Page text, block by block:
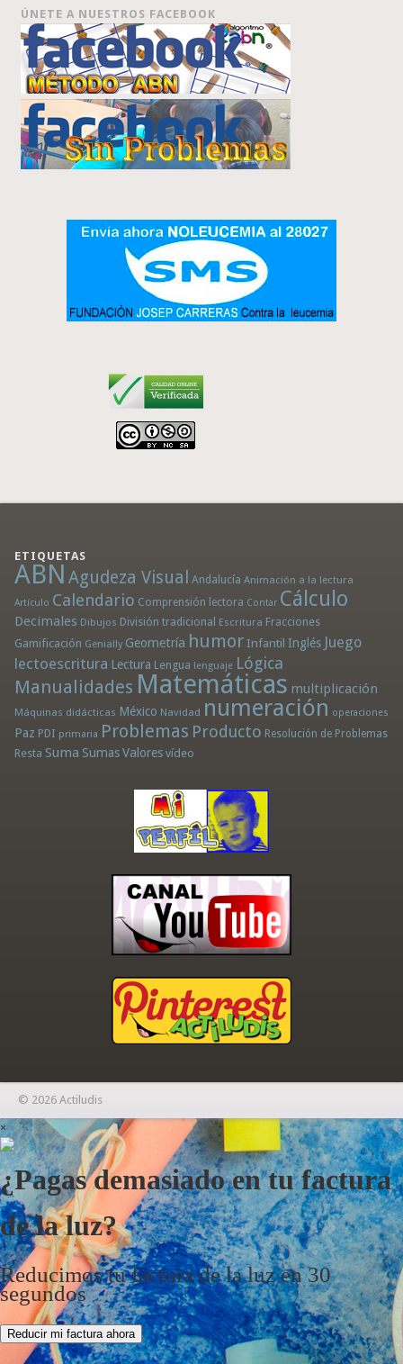
ÚNETE A NUESTROS FACEBOOK
ETIQUETAS
ABN Agudeza Visual Andalucía Animación a la lectura
Artículo Calendario Comprensión lectora Contar Cálculo
Decimales Dibujos División tradicional Escritura Fracciones
Gamificación Genially Geometría humor Infantil Inglés Juego
lectoescritura Lectura Lengua lenguaje Lógica
Manualidades Matemáticas multiplicación
Máquinas didácticas México Navidad numeración operaciones
Paz PDI primaria Problemas Producto Resolución de Problemas
Resta Suma Sumas Valores vídeo
© 2026 Actiludis
×
¿Pagas demasiado en tu factura
de la luz?
Reducimos tu factura de la luz en 30
segundos
Reducir mi factura ahora